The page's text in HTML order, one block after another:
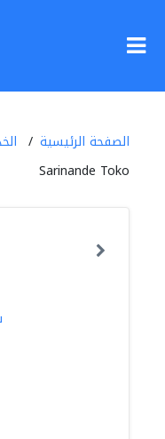
الصفحة الرئيسية
Sarinande Toko